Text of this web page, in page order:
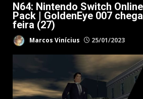
N64: Nintendo Switch
Pack | GoldenEye 007
feira (27)
Marcos Vinícius 25/01/2023